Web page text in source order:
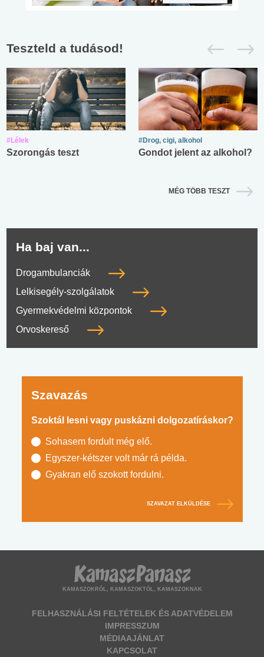
Teszteld a tudásod!
#Lélek
Szorongás teszt
#Drog, cigi, alkohol
Gondot jelent az alkohol?
MÉG TÖBB TESZT
Ha baj van...
Drogambulanciák
Lelkisegély-szolgálatok
Gyermekvédelmi központok
Orvoskereső
Szavazás
Szoktál lesni vagy puskázni dolgozatíráskor?
Sohasem fordult még elő.
Egyszer-kétszer volt már rá példa.
Gyakran elő szokott fordulni.
SZAVAZAT ELKÜLDÉSE
KAMASZOKRÓL, KAMASZOKTÓL, KAMASZOKNAK
FELHASZNÁLÁSI FELTÉTELEK ÉS ADATVÉDELEM
IMPRESSZUM
MÉDIAAJÁNLAT
KAPCSOLAT